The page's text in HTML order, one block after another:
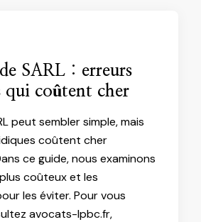
SARL : erreurs
qui coûtent cher
peut sembler simple, mais
coûtent cher
ce guide, nous examinons
coûteux et les
les éviter. Pour vous
avocats-lpbc.fr,